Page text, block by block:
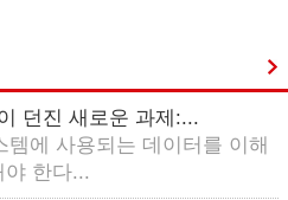
던진 새로운 과제:...
에 사용되는 데이터를 이해
한다...